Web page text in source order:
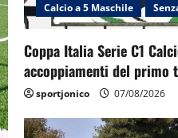
Calcio a 5 Maschile
Coppa Italia Serie C1
accoppiamenti del primo
sportjonico 07/08/2026